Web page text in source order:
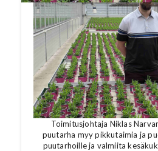
Toimitusjohtaja Niklas
puutarha myy pikkutaimia ja
puutarhoille ja valmiita